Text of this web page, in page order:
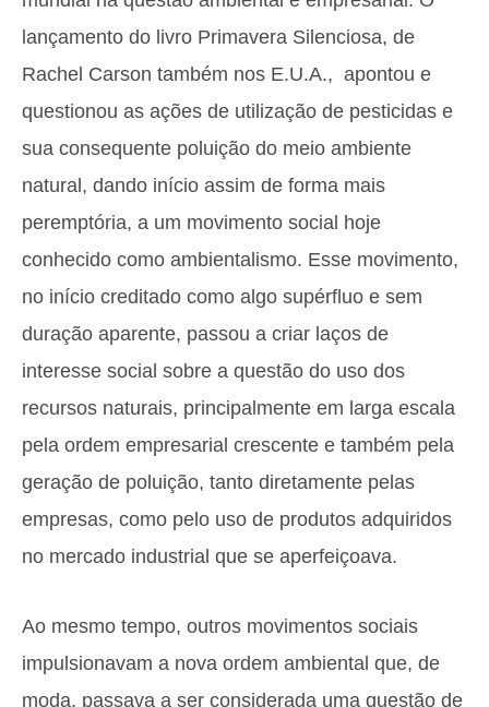
lançamento do livro Primavera Silenciosa, de
Rachel Carson também nos E.U.A., apontou e
questionou as ações de utilização de pesticidas e
sua consequente poluição do meio ambiente
natural, dando início assim de forma mais
peremptória, a um movimento social hoje
conhecido como ambientalismo. Esse movimento,
no início creditado como algo supérfluo e sem
duração aparente, passou a criar laços de
interesse social sobre a questão do uso dos
recursos naturais, principalmente em larga escala
pela ordem empresarial crescente e também pela
geração de poluição, tanto diretamente pelas
empresas, como pelo uso de produtos adquiridos
no mercado industrial que se aperfeiçoava.
Ao mesmo tempo, outros movimentos sociais
impulsionavam a nova ordem ambiental que, de
moda, passava a ser considerada uma questão de